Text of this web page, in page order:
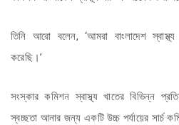
তিনি আরো বলেন, ‘আমরা বাংলাদেশ স্বাস্থ্য
করেছি।’
সংস্কার কমিশন স্বাস্থ্য খাতের বিভিন্ন
স্বচ্ছতা আনার জন্য একটি উচ্চ পর্যায়ের সার্চ